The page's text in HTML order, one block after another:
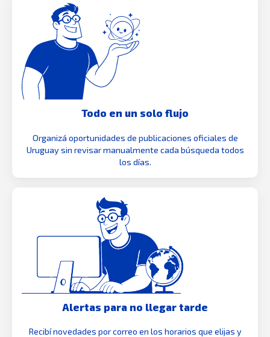
Todo en un solo flujo
Organizá oportunidades de publicaciones oficiales de
Uruguay sin revisar manualmente cada búsqueda todos
los días.
Alertas para no llegar tarde
Recibí novedades por correo en los horarios que elijas y